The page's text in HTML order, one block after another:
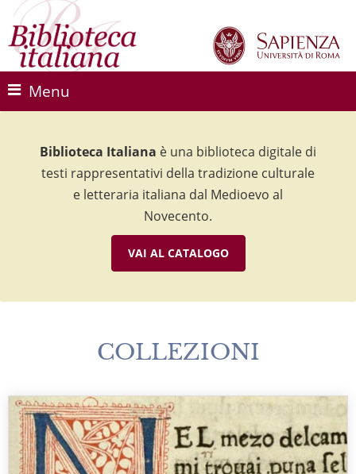
Menu
Biblioteca Italiana è una biblioteca digitale di
testi rappresentativi della tradizione culturale
e letteraria italiana dal Medioevo al
Novecento.
VAI AL CATALOGO
Biblioteca Italiana è una biblioteca digitale di
testi rappresentativi della tradizione culturale
e letteraria italiana dal Medioevo al
Novecento.
VAI AL CATALOGO
Biblioteca Italiana è una biblioteca digitale di
testi rappresentativi della tradizione culturale
e letteraria italiana dal Medioevo al
Novecento.
VAI AL CATALOGO
COLLEZIONI